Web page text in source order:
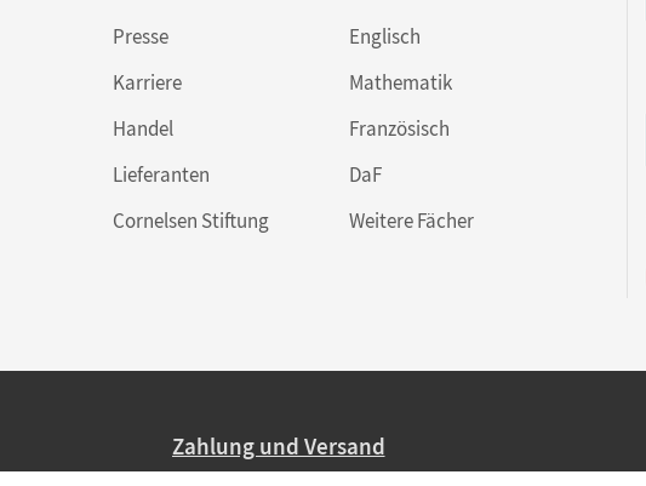
Presse
Karriere
Handel
Lieferanten
Cornelsen Stiftung
Englisch
Mathematik
Französisch
DaF
Weitere Fächer
Zahlung und Versand